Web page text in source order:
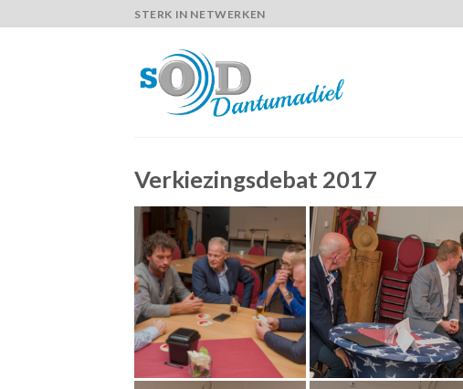
to
STERK IN NETWERKEN
Verkiezingsdebat 2017